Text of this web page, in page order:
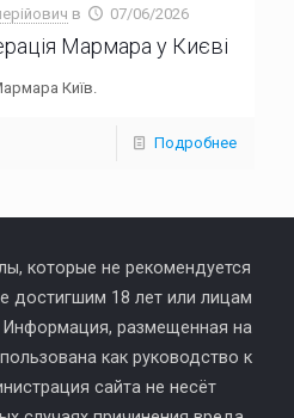
в 07/06/2026
Мармара у Києві
Київ.
Подробнее
которые не рекомендуется
достигшим 18 лет или лицам
Информация, размещенная на
как руководство к
сайта не несёт